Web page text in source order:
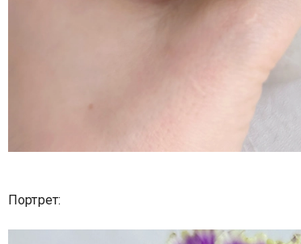
Портрет: